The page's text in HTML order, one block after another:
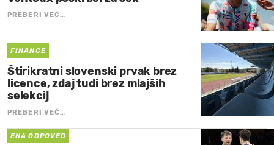
PREBERI VEČ…
FINANCE
Štirikratni slovenski prvak brez
licence, zdaj tudi brez mlajših
selekcij
PREBERI VEČ…
ENA ODPOVED